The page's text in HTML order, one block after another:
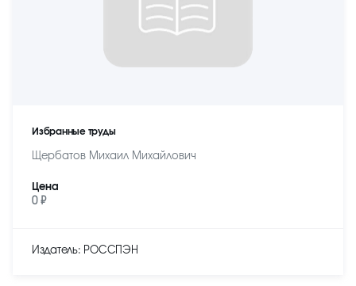
Избранные труды
Щербатов Михаил Михайлович
Цена
0 ₽
Издатель: РОССПЭН